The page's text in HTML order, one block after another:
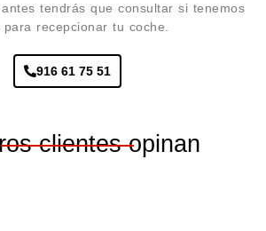
tendrás que consultar si tenemos
recepcionar tu coche.
916 61 75 51
clientes opinan